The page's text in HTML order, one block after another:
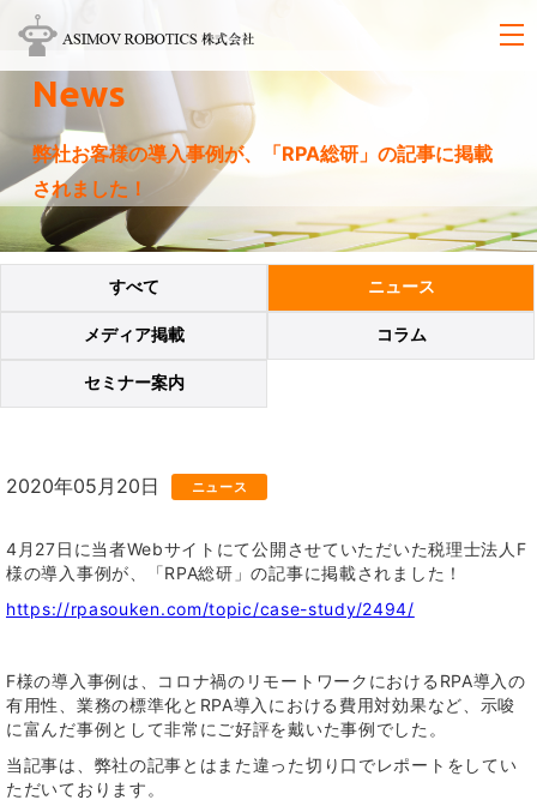
News
弊社お客様の導入事例が、「RPA総研」の記事に掲載
されました！
すべて ニュース
メディア掲載 コラム
セミナー案内
2020年05月20日 ニュース
4月27日に当者Webサイトにて公開させていただいた税理士法人F
様の導入事例が、「RPA総研」の記事に掲載されました！
https://rpasouken.com/topic/case-study/2494/
F様の導入事例は、コロナ禍のリモートワークにおけるRPA導入の
有用性、業務の標準化とRPA導入における費用対効果など、示唆
に富んだ事例として非常にご好評を戴いた事例でした。
当記事は、弊社の記事とはまた違った切り口でレポートをしてい
ただいております。